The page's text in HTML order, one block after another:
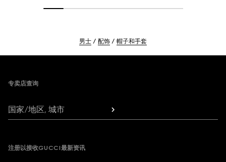
男士 配饰 帽子和手套
专卖店查询
国家/地区, 城市
注册以接收GUCCI最新资讯